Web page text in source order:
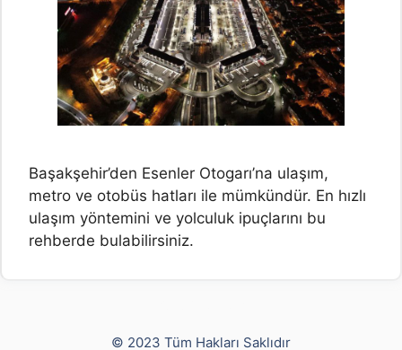
Başakşehir’den Esenler Otogarı’na ulaşım,
metro ve otobüs hatları ile mümkündür. En hızlı
ulaşım yöntemini ve yolculuk ipuçlarını bu
rehberde bulabilirsiniz.
© 2023 Tüm Hakları Saklıdır